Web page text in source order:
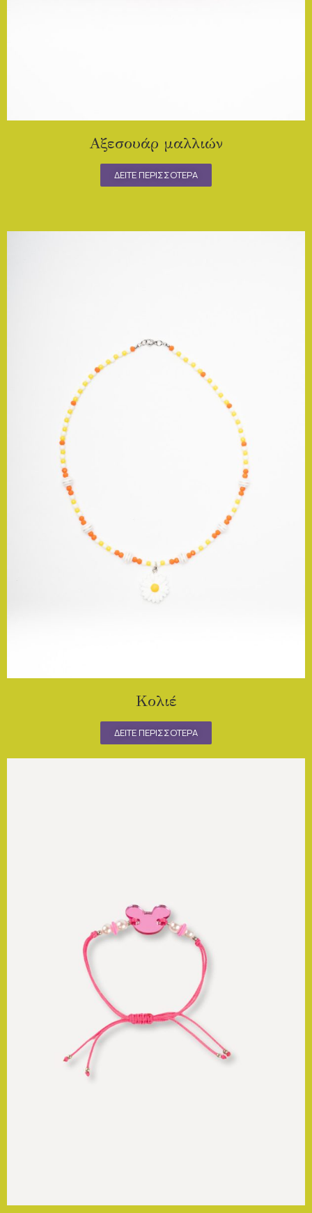
Αξεσουάρ μαλλιών
ΔΕΙΤΕ ΠΕΡΙΣΣΟΤΕΡΑ
Κολιέ
ΔΕΙΤΕ ΠΕΡΙΣΣΟΤΕΡΑ